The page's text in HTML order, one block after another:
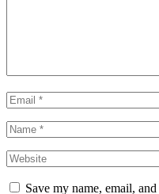
Save my name, email,